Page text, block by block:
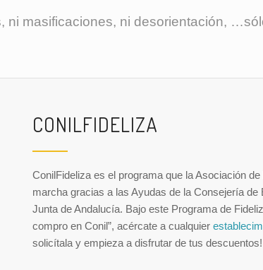
masificaciones, ni desorientación,
CONILFIDELIZA
ConilFideliza es el programa que la Asociación
marcha gracias a las Ayudas de la Consejería
Junta de Andalucía. Bajo este Programa de
compro en Conil”, acércate a cualquier
solicítala y empieza a disfrutar de tus descuentos!